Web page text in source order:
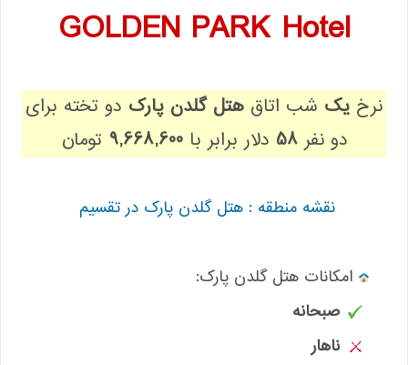
GOLDEN PARK Hotel
نرخ یک شب اتاق هتل گلدن پارک دو تخته برای
دو نفر 58 دلار برابر با 9,668,600 تومان
نقشه منطقه : هتل گلدن پارک در تقسیم
:امکانات هتل گلدن پارک
صبحانه
ناهار